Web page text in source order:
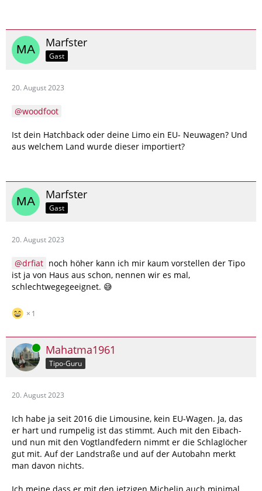
Marfster
Gast
20. August 2023
woodfoot
Ist dein Hatchback oder deine Limo ein EU- Neuwagen? Und
aus welchem Land wurde dieser importiert?
Marfster
Gast
20. August 2023
drfiat noch höher kann ich mir kaum vorstellen der Tipo
ist ja von Haus aus schon, nennen wir es mal,
schlechtwegegeeignet. 😅
1
Online Mahatma1961
Tipo-Guru
20. August 2023
Ich habe ja seit 2016 die Limousine, kein EU-Wagen. Ja, das
er hart und rumpelig ist das stimmt. Auch mit den Eibach-
und nun mit den Vogtlandfedern nimmt er die Schlaglöcher
gut mit. Auf der Landstraße und auf der Autobahn merkt
man davon nichts.